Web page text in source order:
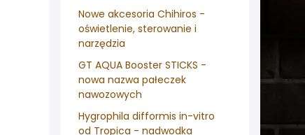
Nowe akcesoria Chihiros -
oświetlenie, sterowanie i
narzędzia
GT AQUA Booster STICKS -
nowa nazwa pałeczek
nawozowych
Hygrophila difformis in-vitro
od Tropica - nadwodka